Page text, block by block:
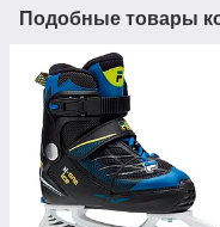
Подобные товары